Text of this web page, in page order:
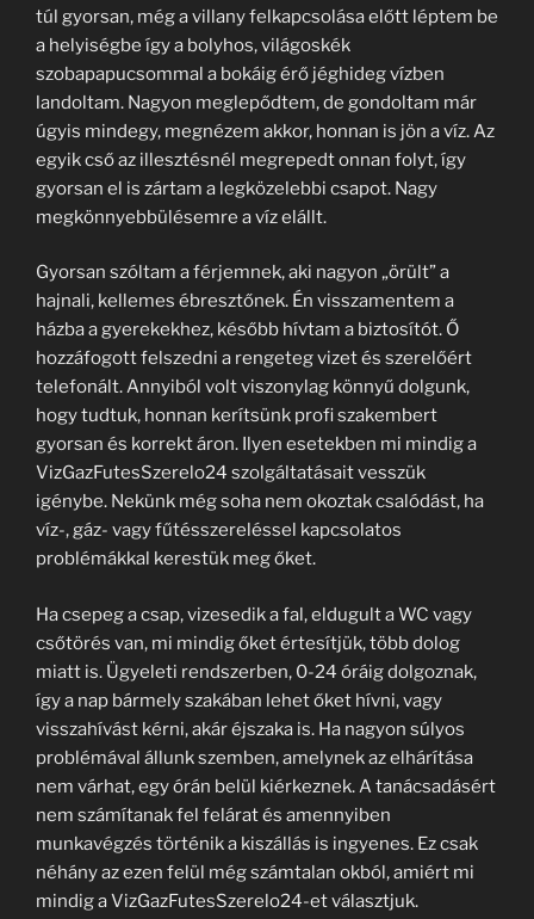
túl gyorsan, még a villany felkapcsolása előtt léptem be
a helyiségbe így a bolyhos, világoskék
szobapapucsommal a bokáig érő jéghideg vízben
landoltam. Nagyon meglepődtem, de gondoltam már
úgyis mindegy, megnézem akkor, honnan is jön a víz. Az
egyik cső az illesztésnél megrepedt onnan folyt, így
gyorsan el is zártam a legközelebbi csapot. Nagy
megkönnyebbülésemre a víz elállt.
Gyorsan szóltam a férjemnek, aki nagyon „örült” a
hajnali, kellemes ébresztőnek. Én visszamentem a
házba a gyerekekhez, később hívtam a biztosítót. Ő
hozzáfogott felszedni a rengeteg vizet és szerelőért
telefonált. Annyiból volt viszonylag könnyű dolgunk,
hogy tudtuk, honnan kerítsünk profi szakembert
gyorsan és korrekt áron. Ilyen esetekben mi mindig a
VizGazFutesSzerelo24 szolgáltatásait vesszük
igénybe. Nekünk még soha nem okoztak csalódást, ha
víz-, gáz- vagy fűtésszereléssel kapcsolatos
problémákkal kerestük meg őket.
Ha csepeg a csap, vizesedik a fal, eldugult a WC vagy
csőtörés van, mi mindig őket értesítjük, több dolog
miatt is. Ügyeleti rendszerben, 0-24 óráig dolgoznak,
így a nap bármely szakában lehet őket hívni, vagy
visszahívást kérni, akár éjszaka is. Ha nagyon súlyos
problémával állunk szemben, amelynek az elhárítása
nem várhat, egy órán belül kiérkeznek. A tanácsadásért
nem számítanak fel felárat és amennyiben
munkavégzés történik a kiszállás is ingyenes. Ez csak
néhány az ezen felül még számtalan okból, amiért mi
mindig a VizGazFutesSzerelo24-et választjuk.